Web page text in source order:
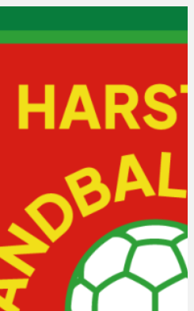
Treningstider
Våre lag
Praktisk info
Bli medlem?
Ofte stilte spørsmål
Vakter, roller og regler
Kraftcupen